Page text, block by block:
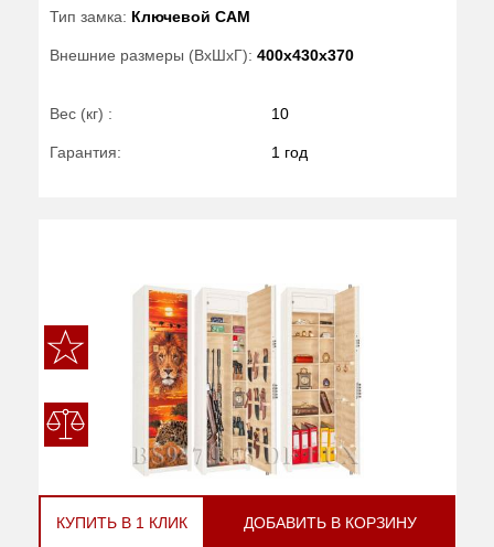
Тип замка: Ключевой САМ
Внешние размеры (ВхШхГ): 400x430x370
Вес (кг) : 10
Гарантия: 1 год
КУПИТЬ В 1 КЛИК ДОБАВИТЬ В КОРЗИНУ